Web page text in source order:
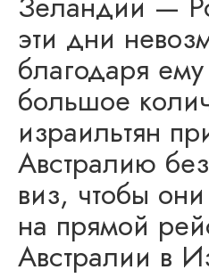
эти дни
благодаря
большое
израильтян
Австралию
виз, чтобы
на прямой
Австралии в